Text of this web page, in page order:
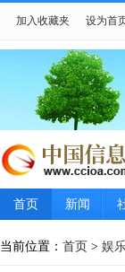
加入收藏夹 设为首
首页 新闻
当前位置： 首页 > 娱